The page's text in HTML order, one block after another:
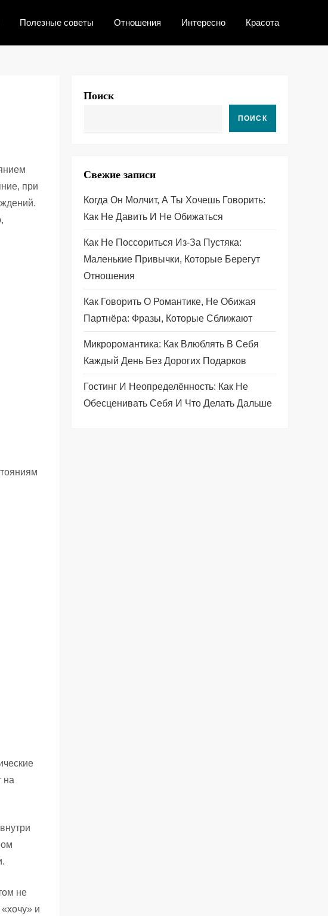
Полезные советы Отношения Интересно Красота
при
на
не
и
Поиск
ПОИСК
Свежие записи
Когда Он Молчит, А Ты Хочешь Говорить:
Как Не Давить И Не Обижаться
Как Не Поссориться Из‑за Пустяка:
Маленькие Привычки, Которые Берегут
Отношения
Как Говорить О Романтике, Не Обижая
Партнёра: Фразы, Которые Сближают
Микроромантика: Как Влюблять В Себя
Каждый День Без Дорогих Подарков
Гостинг И Неопределённость: Как Не
Обесценивать Себя И Что Делать Дальше